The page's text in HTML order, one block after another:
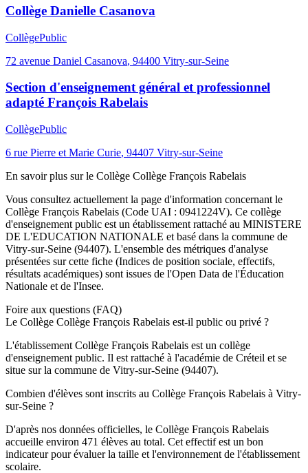
Collège Danielle Casanova
CollègePublic
72 avenue Daniel Casanova, 94400 Vitry-sur-Seine
Section d'enseignement général et professionnel
adapté François Rabelais
CollègePublic
6 rue Pierre et Marie Curie, 94407 Vitry-sur-Seine
En savoir plus sur le Collège Collège François Rabelais
Vous consultez actuellement la page d'information concernant le
Collège François Rabelais (Code UAI : 0941224V). Ce collège
d'enseignement public est un établissement rattaché au MINISTERE
DE L'EDUCATION NATIONALE et basé dans la commune de
Vitry-sur-Seine (94407). L'ensemble des métriques d'analyse
présentées sur cette fiche (Indices de position sociale, effectifs,
résultats académiques) sont issues de l'Open Data de l'Éducation
Nationale et de l'Insee.
Foire aux questions (FAQ)
Le Collège Collège François Rabelais est-il public ou privé ?
L'établissement Collège François Rabelais est un collège
d'enseignement public. Il est rattaché à l'académie de Créteil et se
situe sur la commune de Vitry-sur-Seine (94407).
Combien d'élèves sont inscrits au Collège François Rabelais à Vitry-
sur-Seine ?
D'après nos données officielles, le Collège François Rabelais
accueille environ 471 élèves au total. Cet effectif est un bon
indicateur pour évaluer la taille et l'environnement de l'établissement
scolaire.